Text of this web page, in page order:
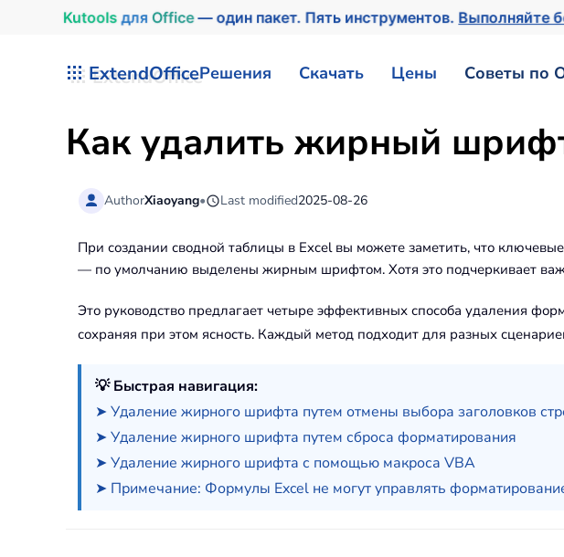
Kutools для Office— один пакет. Пять инструментов.Выполняйте
ExtendOfficeРешения Скачать Цены Советы по
Как удалить жирный
AuthorXiaoyang• Last modified2025-08-26
При создании сводной таблицы в Excel вы можете заметить, что
— по умолчанию выделены жирным шрифтом. Хотя это подчеркивает
Это руководство предлагает четыре эффективных способа удаления
сохраняя при этом ясность. Каждый метод подходит для разных
💡 Быстрая навигация:
➤ Удаление жирного шрифта путем отмены выбора заголовков
➤ Удаление жирного шрифта путем сброса форматирования
➤ Удаление жирного шрифта с помощью макроса VBA
➤ Примечание: Формулы Excel не могут управлять